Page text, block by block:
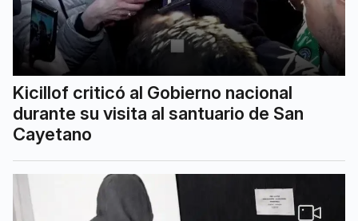
Kicillof criticó al Gobierno nacional
durante su visita al santuario de San
Cayetano